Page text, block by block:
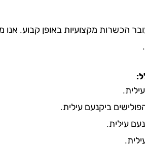
הכשרות מקצועיות באופן קבוע.
ביקנעם עילית.
עילית.